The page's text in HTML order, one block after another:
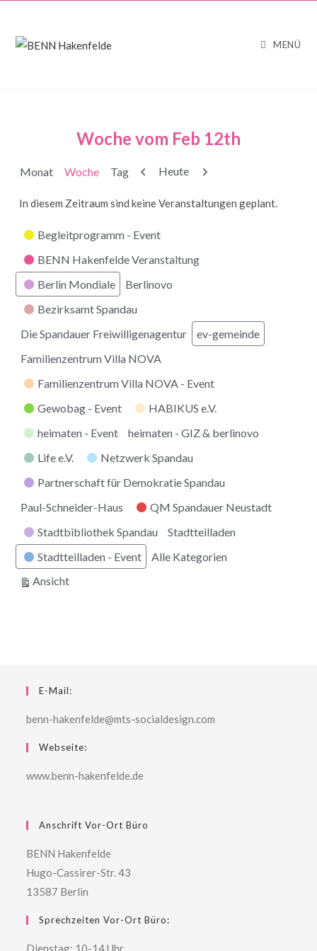
MENÜ
Woche vom Feb 12th
Monat Woche Tag Zurück
Heute Weiter
In diesem Zeitraum sind keine Veranstaltungen geplant.
Kategorien
Begleitprogramm - Event
BENN Hakenfelde Veranstaltung
Berlin Mondiale
Berlinovo
Bezirksamt Spandau
Die Spandauer Freiwilligenagentur
ev-gemeinde
Familienzentrum Villa NOVA
Familienzentrum Villa NOVA - Event
Gewobag - Event
HABIKUS e.V.
heimaten - Event
heimaten - GIZ & berlinovo
Life e.V.
Netzwerk Spandau
Partnerschaft für Demokratie Spandau
Paul-Schneider-Haus
QM Spandauer Neustadt
Stadtbibliothek Spandau
Stadtteilladen
Stadtteilladen - Event
Alle Kategorien
Ansichtausdrucken
E-Mail:
benn-hakenfelde@mts-socialdesign.com
Webseite:
www.benn-hakenfelde.de
Anschrift Vor-Ort Büro
BENN Hakenfelde
Hugo-Cassirer-Str. 43
13587 Berlin
Sprechzeiten Vor-Ort Büro:
Dienstag: 10-14 Uhr